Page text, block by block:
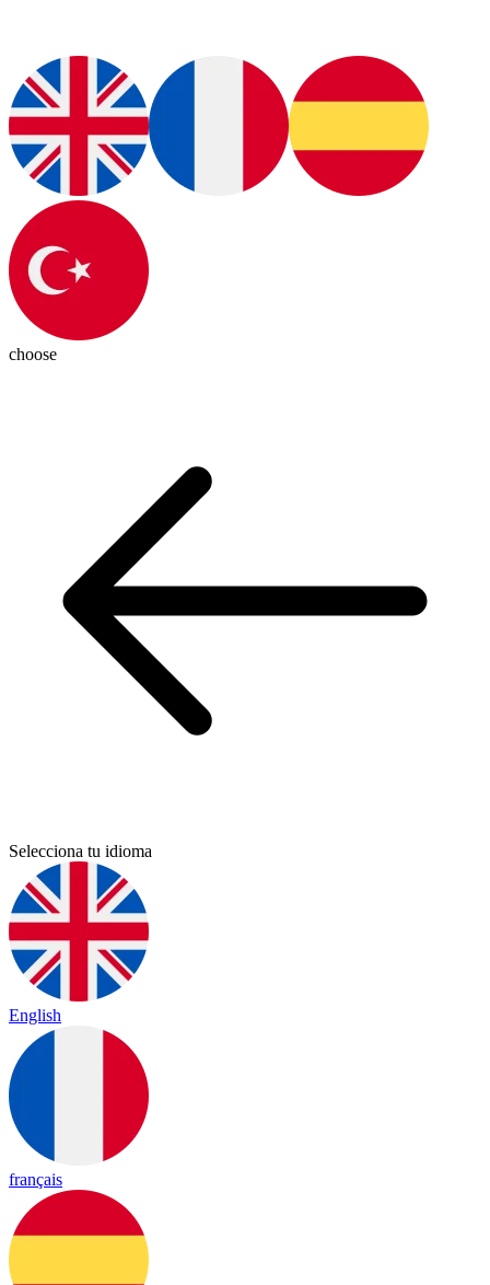
choose
Selecciona tu idioma
English
français